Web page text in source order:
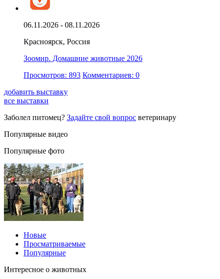
06.11.2026 - 08.11.2026
Красноярск, Россия
Зоомир. Домашние животные 2026
Просмотров: 893 Комментариев: 0
добавить выставку
все выставки
Заболел питомец? Задайте свой вопрос ветеринару
Популярные видео
Популярные фото
Новые
Просматриваемые
Популярные
Интересное о животных